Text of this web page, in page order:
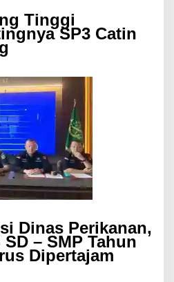
Tinggi
SP3 Catin
Dinas Perikanan,
– SMP Tahun
Dipertajam